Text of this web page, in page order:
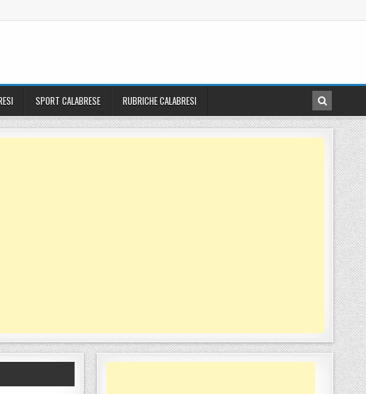
SPORT CALABRESE RUBRICHE CALABRESI